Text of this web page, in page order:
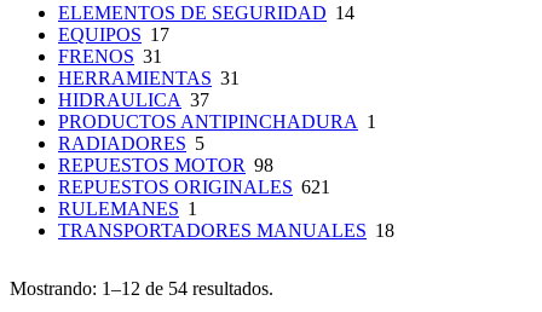
ELEMENTOS DE SEGURIDAD 14
EQUIPOS 17
FRENOS 31
HERRAMIENTAS 31
HIDRAULICA 37
PRODUCTOS ANTIPINCHADURA 1
RADIADORES 5
REPUESTOS MOTOR 98
REPUESTOS ORIGINALES 621
RULEMANES 1
TRANSPORTADORES MANUALES 18
Mostrando: 1–12 de 54 resultados.